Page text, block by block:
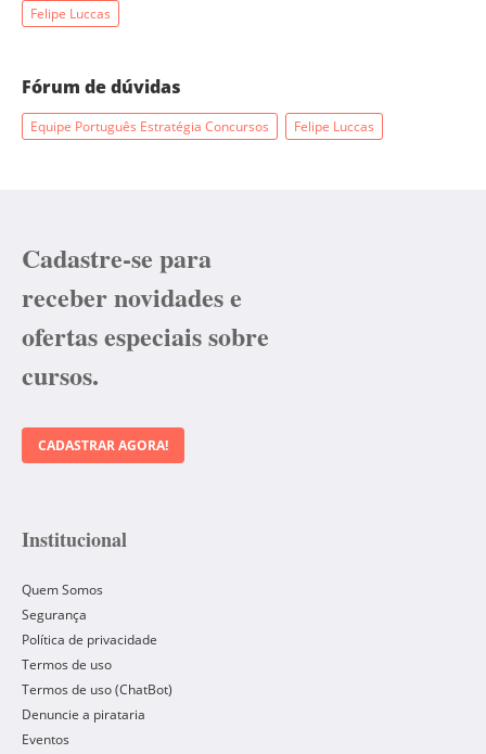
Felipe Luccas
Fórum de dúvidas
Equipe Português Estratégia Concursos Felipe Luccas
Cadastre-se para
receber novidades e
ofertas especiais sobre
cursos.
CADASTRAR AGORA!
Institucional
Quem Somos
Segurança
Política de privacidade
Termos de uso
Termos de uso (ChatBot)
Denuncie a pirataria
Eventos